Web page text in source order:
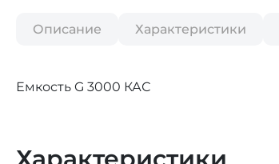
Описание Характеристики
Емкость G 3000 КАС